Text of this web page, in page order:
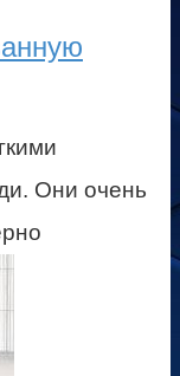
Они очень